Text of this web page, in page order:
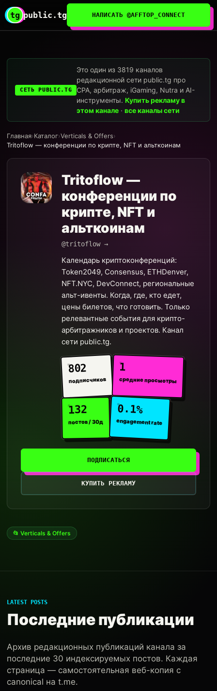
tg public.tg НАПИСАТЬ @AFFTOP_CONNECT
СЕТЬ PUBLIC.TG
Это один из 3819 каналов
редакционной сети public.tg про
CPA, арбитраж, iGaming, Nutra и AI-
инструменты.Купить рекламу в
этом канале ·все каналы сети
Главная›Каталог›Verticals & Offers›
Tritoflow — конференции по крипте, NFT и альткоинам
Tritoflow —
конференции по
крипте, NFT и
альткоинам
@tritoflow →
Календарь криптоконференций:
Token2049, Consensus, ETHDenver,
NFT.NYC, DevConnect, региональные
альт-ивенты. Когда, где, кто едет,
цены билетов, что готовить. Только
релевантные события для крипто-
арбитражников и проектов. Канал
сети public.tg.
802
подписчиков
1
средние просмотры
132
постов / 30д
0.1%
engagement rate
ПОДПИСАТЬСЯ
КУПИТЬ РЕКЛАМУ
📂 Verticals & Offers
LATEST POSTS
Последние публикации
Архив редакционных публикаций канала за
последние 30 индексируемых постов. Каждая
страница — самостоятельная веб-копия с
canonical на t.me.